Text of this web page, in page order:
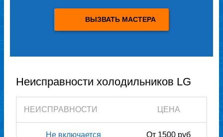
ВЫЗВАТЬ МАСТЕРА
Неисправности холодильников LG
НЕИСПРАВНОСТИ ЦЕНА
Не включается От 1500 руб